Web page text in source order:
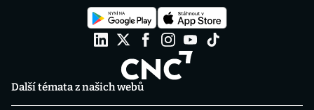
Další témata z našich webů